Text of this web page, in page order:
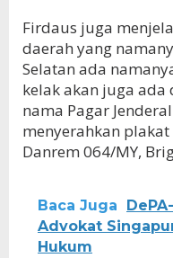
Firdaus juga
daerah yang
Selatan ada
kelak akan juga ada
nama Pagar
menyerahkan
Danrem 064/MY,
Baca Juga
Advokat
Hukum